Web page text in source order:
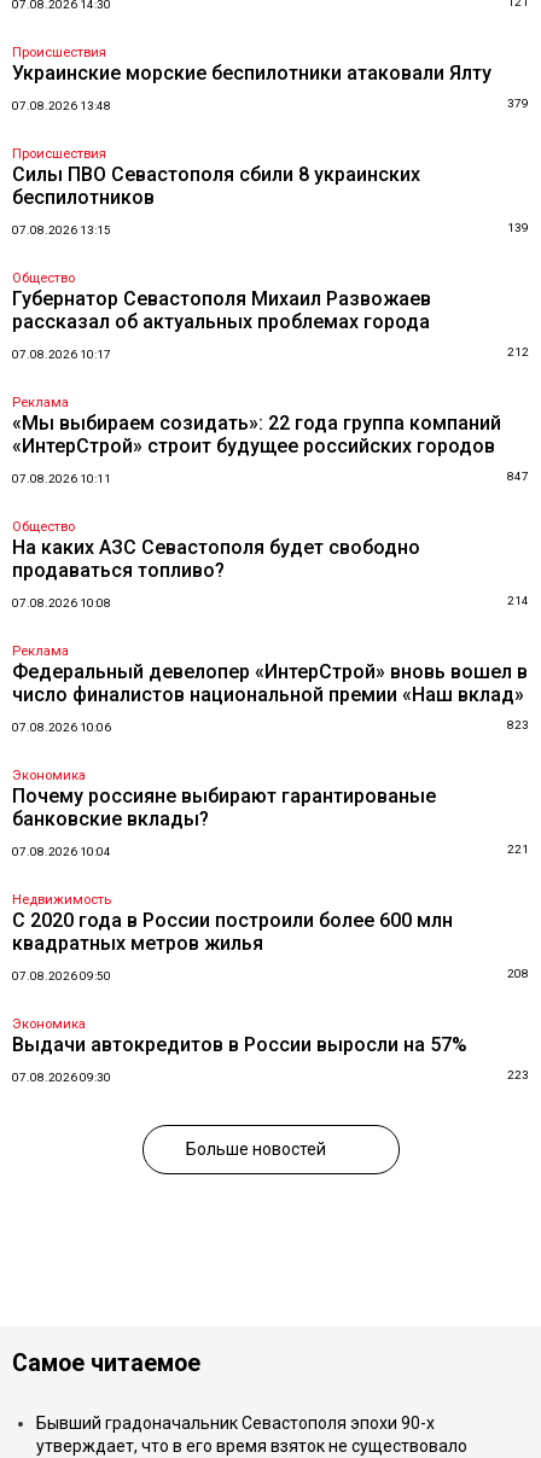
07.08.2026 14:30
Происшествия
Украинские морские беспилотники атаковали Ялту
07.08.2026 13:48 379
Происшествия
Силы ПВО Севастополя сбили 8 украинских
беспилотников
07.08.2026 13:15 139
Общество
Губернатор Севастополя Михаил Развожаев
рассказал об актуальных проблемах города
07.08.2026 10:17 212
Реклама
«Мы выбираем созидать»: 22 года группа компаний
«ИнтерСтрой» строит будущее российских городов
07.08.2026 10:11 847
Общество
На каких АЗС Севастополя будет свободно
продаваться топливо?
07.08.2026 10:08 214
Реклама
Федеральный девелопер «ИнтерСтрой» вновь вошел в
число финалистов национальной премии «Наш вклад»
07.08.2026 10:06 823
Экономика
Почему россияне выбирают гарантированые
банковские вклады?
07.08.2026 10:04 221
Недвижимость
С 2020 года в России построили более 600 млн
квадратных метров жилья
07.08.2026 09:50 208
Экономика
Выдачи автокредитов в России выросли на 57%
07.08.2026 09:30 223
Больше новостей
Самое читаемое
Бывший градоначальник Севастополя эпохи 90-х
утверждает, что в его время взяток не существовало